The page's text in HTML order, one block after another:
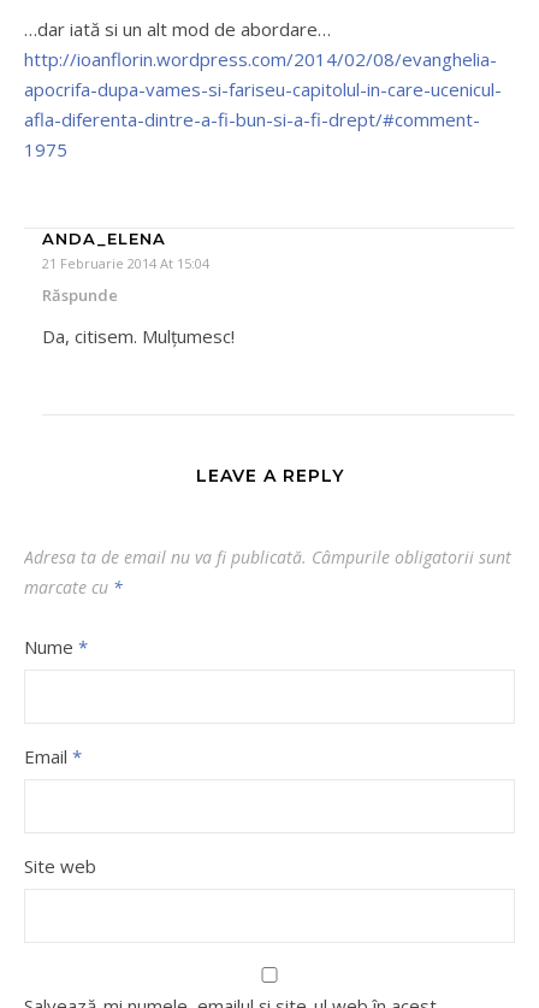
…dar iată si un alt mod de abordare…
http://ioanflorin.wordpress.com/2014/02/08/evanghelia-
apocrifa-dupa-vames-si-fariseu-capitolul-in-care-ucenicul-
afla-diferenta-dintre-a-fi-bun-si-a-fi-drept/#comment-
1975
ANDA_ELENA
21 Februarie 2014 At 15:04
Răspunde
Da, citisem. Mulțumesc!
LEAVE A REPLY
Adresa ta de email nu va fi publicată. Câmpurile obligatorii sunt
marcate cu *
Nume *
Email *
Site web